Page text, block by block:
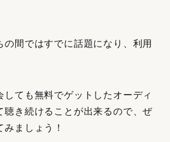
の間ではすでに話題になり、利用
しても無料でゲットしたオーディ
聴き続けることが出来るので、ぜ
ましょう！